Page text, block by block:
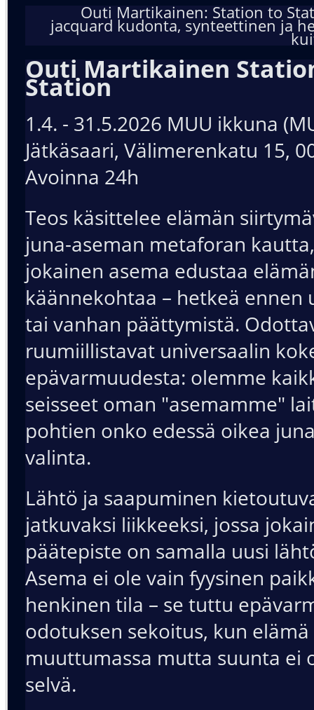
Outi Martikainen: Station to
jacquard kudonta, synteettinen ja
Outi Martikainen
Station
1.4. - 31.5.2026 MUU ikkuna
Jätkäsaari, Välimerenkatu 15,
Avoinna 24h
Teos käsittelee elämän
juna-aseman metaforan
jokainen asema edustaa
käännekohtaa – hetkeä ennen
tai vanhan päättymistä.
ruumiillistavat universaalin
epävarmuudesta: olemme
seisseet oman "asemamme"
pohtien onko edessä oikea
valinta.
Lähtö ja saapuminen
jatkuvaksi liikkeeksi, jossa
päätepiste on samalla uusi
Asema ei ole vain fyysinen
henkinen tila – se tuttu
odotuksen sekoitus, kun
muuttumassa mutta suunta ei
selvä.